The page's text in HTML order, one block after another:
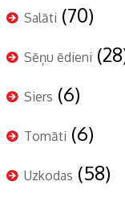
Salāti (70)
Sēņu ēdieni
Siers (6)
Tomāti (6)
Uzkodas (58)